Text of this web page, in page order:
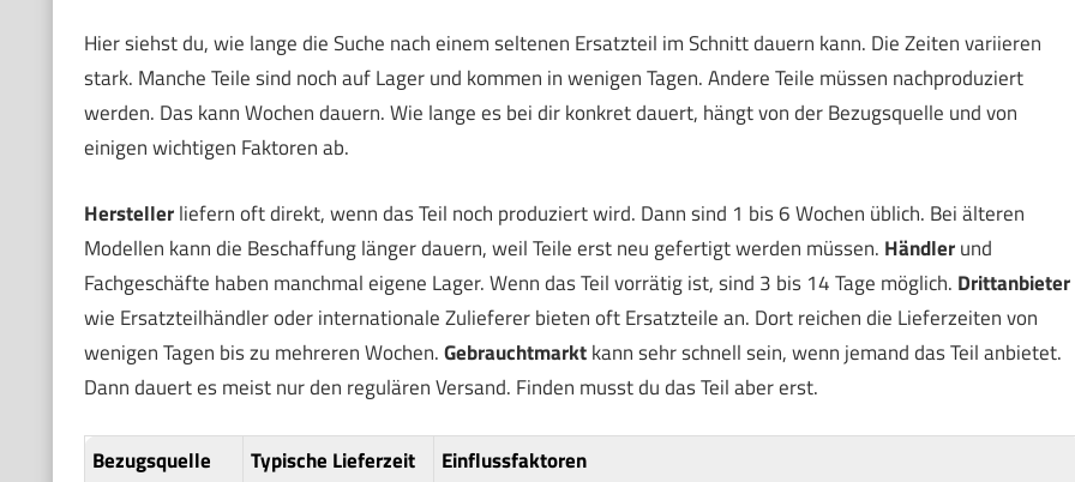
Hier siehst du, wie lange die Suche nach einem seltenen Ersatzteil im Schnitt dauern kann. Die Zeiten variieren
stark. Manche Teile sind noch auf Lager und kommen in wenigen Tagen. Andere Teile müssen nachproduziert
werden. Das kann Wochen dauern. Wie lange es bei dir konkret dauert, hängt von der Bezugsquelle und von
einigen wichtigen Faktoren ab.
Herstellerliefern oft direkt, wenn das Teil noch produziert wird. Dann sind 1 bis 6 Wochen üblich. Bei älteren
Modellen kann die Beschaffung länger dauern, weil Teile erst neu gefertigt werden müssen. Händlerund
Fachgeschäfte haben manchmal eigene Lager. Wenn das Teil vorrätig ist, sind 3 bis 14 Tage möglich. Drittanbieter
wie Ersatzteilhändler oder internationale Zulieferer bieten oft Ersatzteile an. Dort reichen die Lieferzeiten von
wenigen Tagen bis zu mehreren Wochen.Gebrauchtmarktkann sehr schnell sein, wenn jemand das Teil anbietet.
Dann dauert es meist nur den regulären Versand. Finden musst du das Teil aber erst.
Bezugsquelle Typische Lieferzeit Einflussfaktoren